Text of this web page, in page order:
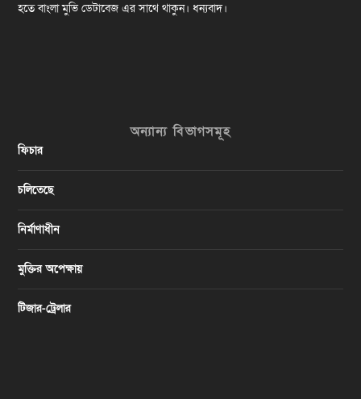
হতে বাংলা মুভি ডেটাবেজ এর সাথে থাকুন। ধন্যবাদ।
অন্যান্য বিভাগসমূহ
ফিচার
চলিতেছে
নির্মাণাধীন
মুক্তির অপেক্ষায়
টিজার-ট্রেলার